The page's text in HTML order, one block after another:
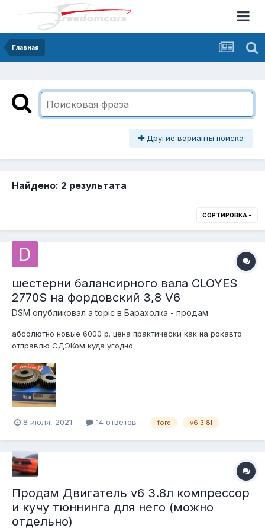
Главная
Другие варианты поиска
Найдено: 2 результата
СОРТИРОВКА
шестерни балансирного вала CLOYES
2770S на фордовский 3,8 V6
DSM опубликовал a topic в Барахолка - продам
абсолютно новые 6000 р. цена практически как на рокавто
отправлю СДЭКом куда угодно
8 июля, 2021 14 ответов ford v6 3.8l
Продам Двигатель v6 3.8л компрессор
и кучу тюннинга для него (можно
отдельно)